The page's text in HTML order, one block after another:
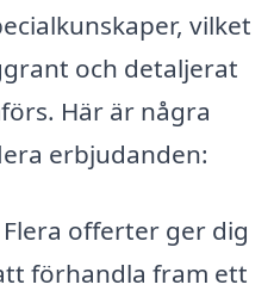
vilket
och detaljerat
Här är några
erbjudanden:
Flera offerter ger dig
förhandla fram ett